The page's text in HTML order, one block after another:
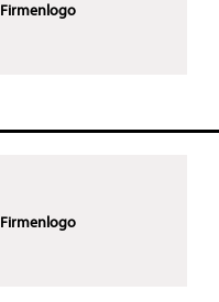
Firmenlogo
Firmenlogo